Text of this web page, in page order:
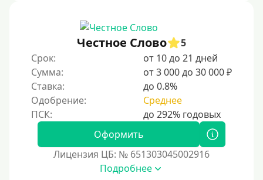
Честное Слово
5
Срок:
от 10 до 21 дней
Сумма:
от 3 000 до 30 000 ₽
Ставка:
до 0.8%
Одобрение:
Среднее
Оформить
Лицензия ЦБ: № 651303045002916
Подробнее